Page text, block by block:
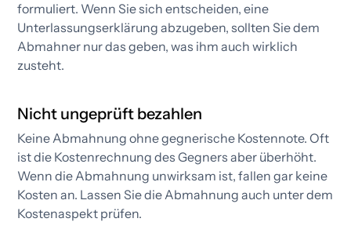
formuliert. Wenn Sie sich entscheiden, eine
Unterlassungs­erklärung abzugeben, sollten Sie dem
Abmahner nur das geben, was ihm auch wirklich
zusteht.
Nicht ungeprüft bezahlen
Keine Abmahnung ohne gegnerische Kostennote. Oft
ist die Kostenrechnung des Gegners aber überhöht.
Wenn die Abmahnung unwirksam ist, fallen gar keine
Kosten an. Lassen Sie die Abmahnung auch unter dem
Kostenaspekt prüfen.​